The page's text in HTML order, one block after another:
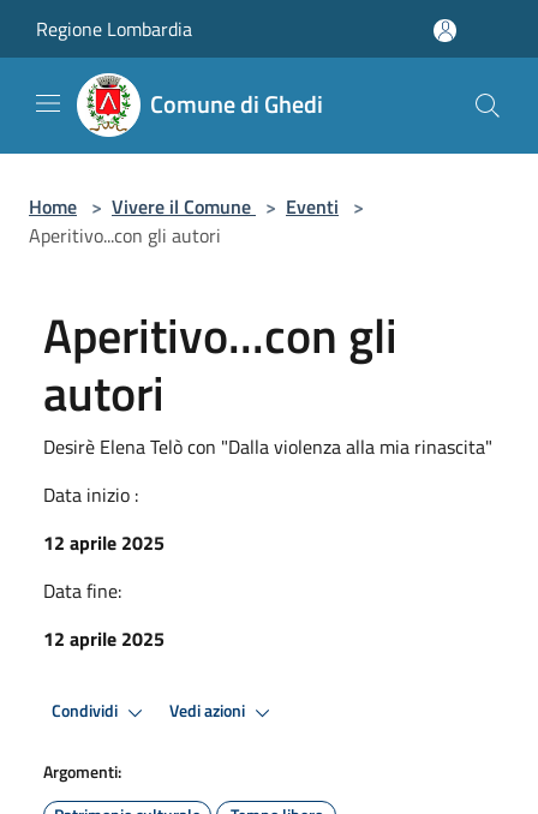
Regione Lombardia
Comune di Ghedi
Home > Vivere il Comune > Eventi >
Aperitivo...con gli autori
Aperitivo...con gli
autori
Desirè Elena Telò con "Dalla violenza alla mia rinascita"
Data inizio :
12 aprile 2025
Data fine:
12 aprile 2025
Condividi Vedi azioni
Argomenti: